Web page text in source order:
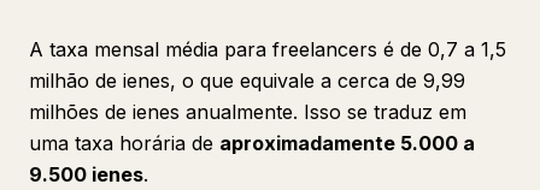
A taxa mensal média para freelancers é de 0,7 a 1,5
milhão de ienes, o que equivale a cerca de 9,99
milhões de ienes anualmente. Isso se traduz em
uma taxa horária de aproximadamente 5.000 a
9.500 ienes.